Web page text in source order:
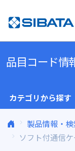
品目コード情
カテゴリから探す
製品情報・
ソフト付通信